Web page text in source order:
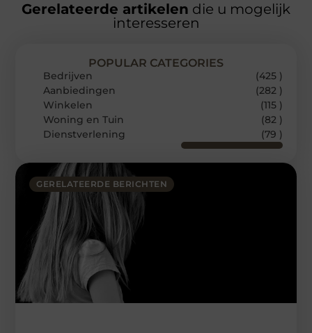
Gerelateerde artikelen die u mogelijk
interesseren
GERELATEERDE BERICHTEN
POPULAR CATEGORIES
Bedrijven
(425 )
Aanbiedingen
(282 )
Winkelen
(115 )
Woning en Tuin
(82 )
Dienstverlening
(79 )